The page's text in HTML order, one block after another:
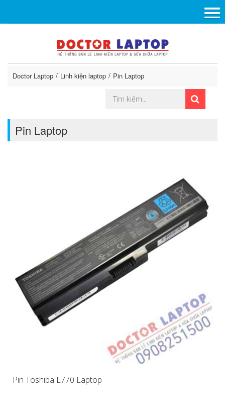
Doctor Laptop Linh kiện laptop Pin Laptop
Pin Laptop
Pin Toshiba L770 Laptop